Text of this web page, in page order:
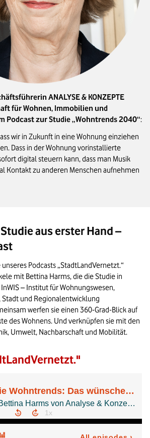
ANALYSE & KONZEPTE
für Wohnen, Immobilien und
Podcast zur Studie „Wohntrends 2040“:
wir in Zukunft in eine Wohnung einziehen
Dass in der Wohnung vorinstallierte
digital steuern kann, dass man Musik
Kontakt zu anderen Menschen aufnehmen
aus erster Hand –
Podcasts „StadtLandVernetzt.“
mit Bettina Harms, die die Studie in
– Institut für Wohnungswesen,
und Regionalentwicklung
werfen sie einen 360-Grad-Blick auf
des Wohnens. Und verknüpfen sie mit den
Umwelt, Nachbarschaft und Mobilität.